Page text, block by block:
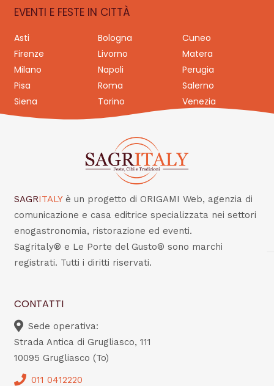
EVENTI E FESTE IN CITTÀ
Asti Bologna
Cuneo
Firenze
Livorno
Matera
Milano
Napoli
Perugia
Pisa
Roma
Salerno
Siena
Torino Venezia
SAGRITALY è un progetto di ORIGAMI Web, agenzia di
comunicazione e casa editrice specializzata nei settori
enogastronomia, ristorazione ed eventi.
Sagritaly® e Le Porte del Gusto® sono marchi
registrati. Tutti i diritti riservati.
CONTATTI
Sede operativa:
Strada Antica di Grugliasco, 111
10095 Grugliasco (To)
011 0412220